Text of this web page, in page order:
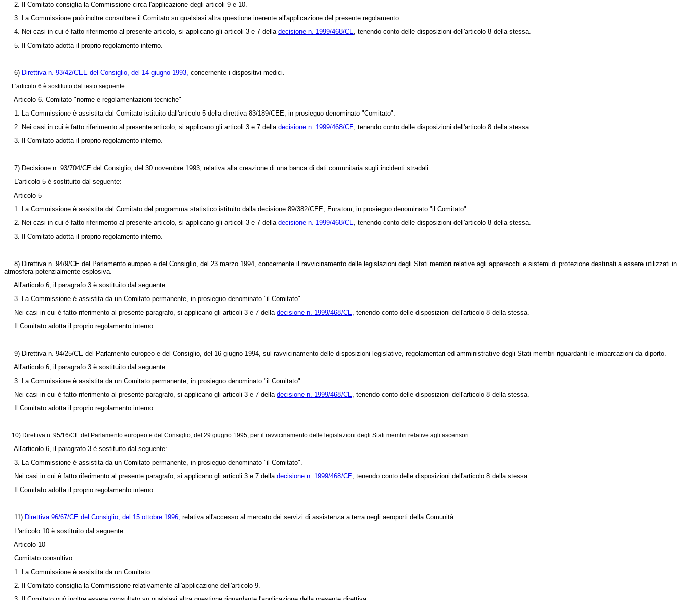
2. Il Comitato consiglia la Commissione circa l'applicazione degli articoli 9 e 10.
3. La Commissione può inoltre consultare il Comitato su qualsiasi altra questione inerente all'applicazione del presente regolamento.
4. Nei casi in cui è fatto riferimento al presente articolo, si applicano gli articoli 3 e 7 della decisione n. 1999/468/CE, tenendo conto delle disposizioni dell'articolo 8 della stessa.
5. Il Comitato adotta il proprio regolamento interno.
6) Direttiva n. 93/42/CEE del Consiglio, del 14 giugno 1993, concernente i dispositivi medici.
L'articolo 6 è sostituito dal testo seguente:
Articolo 6. Comitato "norme e regolamentazioni tecniche"
1. La Commissione è assistita dal Comitato istituito dall'articolo 5 della direttiva 83/189/CEE, in prosieguo denominato "Comitato".
2. Nei casi in cui è fatto riferimento al presente articolo, si applicano gli articoli 3 e 7 della decisione n. 1999/468/CE, tenendo conto delle disposizioni dell'articolo 8 della stessa.
3. Il Comitato adotta il proprio regolamento interno.
7) Decisione n. 93/704/CE del Consiglio, del 30 novembre 1993, relativa alla creazione di una banca di dati comunitaria sugli incidenti stradali.
L'articolo 5 è sostituito dal seguente:
Articolo 5
1. La Commissione è assistita dal Comitato del programma statistico istituito dalla decisione 89/382/CEE, Euratom, in prosieguo denominato "il Comitato".
2. Nei casi in cui è fatto riferimento al presente articolo, si applicano gli articoli 3 e 7 della decisione n. 1999/468/CE, tenendo conto delle disposizioni dell'articolo 8 della stessa.
3. Il Comitato adotta il proprio regolamento interno.
8) Direttiva n. 94/9/CE del Parlamento europeo e del Consiglio, del 23 marzo 1994, concernente il ravvicinamento delle legislazioni degli Stati membri relative agli apparecchi e sistemi di protezione destinati a essere utilizzati in
atmosfera potenzialmente esplosiva.
All'articolo 6, il paragrafo 3 è sostituito dal seguente:
3. La Commissione è assistita da un Comitato permanente, in prosieguo denominato "il Comitato".
Nei casi in cui è fatto riferimento al presente paragrafo, si applicano gli articoli 3 e 7 della decisione n. 1999/468/CE, tenendo conto delle disposizioni dell'articolo 8 della stessa.
Il Comitato adotta il proprio regolamento interno.
9) Direttiva n. 94/25/CE del Parlamento europeo e del Consiglio, del 16 giugno 1994, sul ravvicinamento delle disposizioni legislative, regolamentari ed amministrative degli Stati membri riguardanti le imbarcazioni da diporto.
All'articolo 6, il paragrafo 3 è sostituito dal seguente:
3. La Commissione è assistita da un Comitato permanente, in prosieguo denominato "il Comitato".
Nei casi in cui è fatto riferimento al presente paragrafo, si applicano gli articoli 3 e 7 della decisione n. 1999/468/CE, tenendo conto delle disposizioni dell'articolo 8 della stessa.
Il Comitato adotta il proprio regolamento interno.
10) Direttiva n. 95/16/CE del Parlamento europeo e del Consiglio, del 29 giugno 1995, per il ravvicinamento delle legislazioni degli Stati membri relative agli ascensori.
All'articolo 6, il paragrafo 3 è sostituito dal seguente:
3. La Commissione è assistita da un Comitato permanente, in prosieguo denominato "il Comitato".
Nei casi in cui è fatto riferimento al presente paragrafo, si applicano gli articoli 3 e 7 della decisione n. 1999/468/CE, tenendo conto delle disposizioni dell'articolo 8 della stessa.
Il Comitato adotta il proprio regolamento interno.
11) Direttiva 96/67/CE del Consiglio, del 15 ottobre 1996, relativa all'accesso al mercato dei servizi di assistenza a terra negli aeroporti della Comunità.
L'articolo 10 è sostituito dal seguente:
Articolo 10
Comitato consultivo
1. La Commissione è assistita da un Comitato.
2. Il Comitato consiglia la Commissione relativamente all'applicazione dell'articolo 9.